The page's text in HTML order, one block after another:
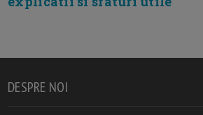
DESPRE NOI